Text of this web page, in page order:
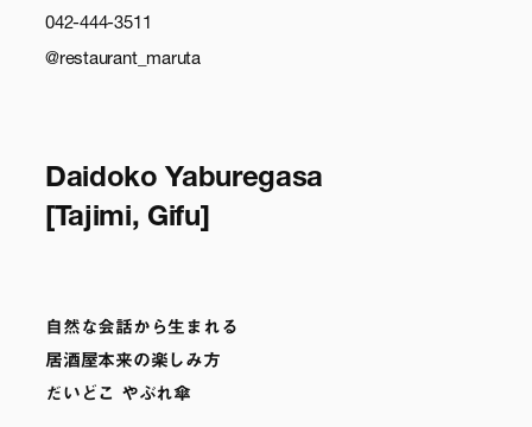
042-444-3511
@restaurant_maruta
Daidoko Yaburegasa
[Tajimi, Gifu]
自然な会話から生まれる
居酒屋本来の楽しみ方
だいどこ やぶれ傘